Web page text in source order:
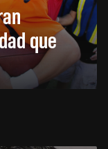
que